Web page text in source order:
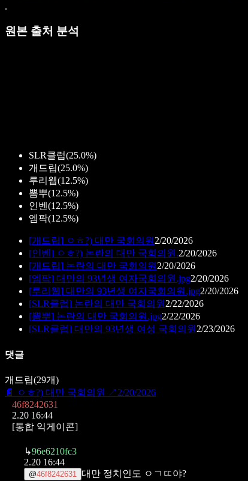
.
원본 출처 분석
SLR클럽(25.0%)
개드립(25.0%)
루리웹(12.5%)
뽐뿌(12.5%)
인벤 (12.5%)
엠팍(12.5%)
[개드립] ㅇㅎ?) 대만 국회의원 2/20/2026
[인벤 ] ㅇㅎ?) 논란의 대만 국회의원.2/20/2026
[개드립] 논란의 대만 국회의원 2/20/2026
[엠팍] 대만의 93년생 여자국회의원.jpg2/20/2026
[루리웹] 대만의 93년생 여자국회의원.jpg2/20/2026
[SLR클럽] 논란의 대만 국회의원 2/22/2026
[뽐뿌] 논란의 대만 국회의원.jpg2/22/2026
[SLR클럽] 대만의 93년생 여성 국회의원 2/23/2026
댓글
개드립(29개)
📄
ㅇㅎ?) 대만 국회의원 ↗ 2/20/2026
46f8242631
2.20 16:44
[통합 익게이콘]
↳96e6210fc3
2.20 16:44
@46f8242631 대만 정치인도 ㅇㄱㄸ야?